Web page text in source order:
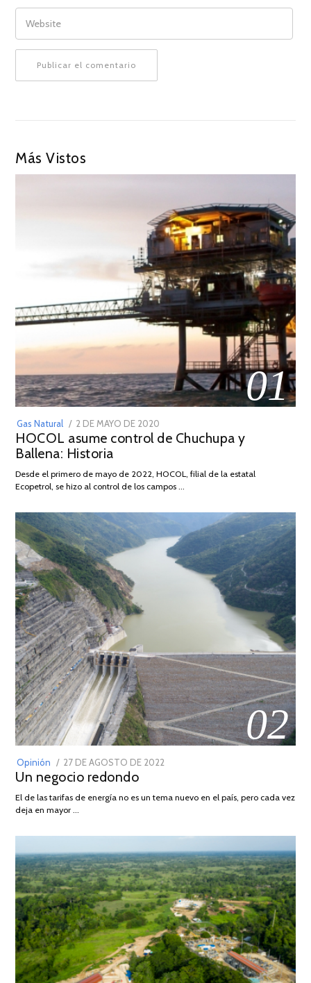
WEBSITE
Más Vistos
01
Gas Natural
POSTED
ON
2 DE MAYO DE 2020
DE
2026
HOCOL asume control de Chuchupa y
Ballena: Historia
Desde el primero de mayo de 2022, HOCOL, filial de la estatal
Ecopetrol, se hizo al control de los campos …
02
Opinión
POSTED
ON
27 DE AGOSTO DE 2022
DE
Un negocio redondo
El de las tarifas de energía no es un tema nuevo en el país, pero cada vez
deja en mayor …